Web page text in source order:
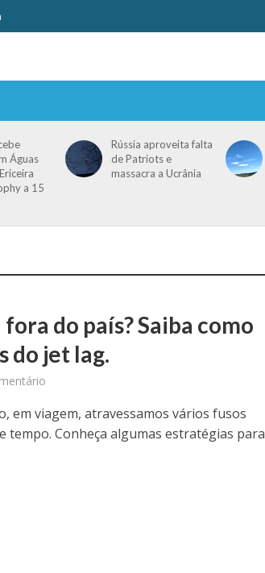
Águas
a 15
Rússia aproveita falta
de Patriots e
massacra a Ucrânia
do país? Saiba como
do jet lag.
em viagem, atravessamos vários fusos
tempo. Conheça algumas estratégias para